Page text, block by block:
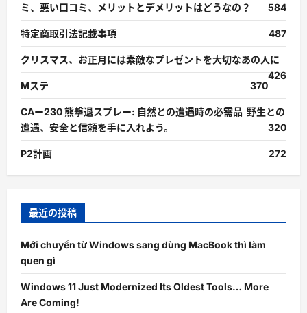
ミ、悪い口コミ、メリットとデメリットはどうなの？ 584
特定商取引法記載事項 487
クリスマス、お正月には素敵なプレゼントを大切なあの人に
426
Mステ
370
CAー230 熊撃退スプレー: 自然との遭遇時の必需品 野生との
遭遇、安全と信頼を手に入れよう。
320
P2計画 272
最近の投稿
Mới chuyển từ Windows sang dùng MacBook thì làm
quen gì
Windows 11 Just Modernized Its Oldest Tools… More
Are Coming!